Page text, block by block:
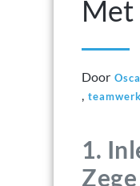
Met
Door
, teamwerk
1.
Zege